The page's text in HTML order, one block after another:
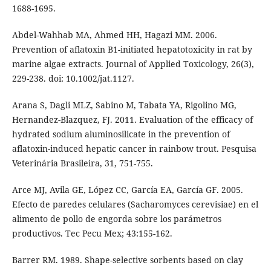
1688-1695.
Abdel-Wahhab MA, Ahmed HH, Hagazi MM. 2006.
Prevention of aflatoxin B1-initiated hepatotoxicity in rat by
marine algae extracts. Journal of Applied Toxicology, 26(3),
229-238. doi: 10.1002/jat.1127.
Arana S, Dagli MLZ, Sabino M, Tabata YA, Rigolino MG,
Hernandez-Blazquez, FJ. 2011. Evaluation of the efficacy of
hydrated sodium aluminosilicate in the prevention of
aflatoxin-induced hepatic cancer in rainbow trout. Pesquisa
Veterinária Brasileira, 31, 751-755.
Arce MJ, Avila GE, López CC, García EA, García GF. 2005.
Efecto de paredes celulares (Sacharomyces cerevisiae) en el
alimento de pollo de engorda sobre los parámetros
productivos. Tec Pecu Mex; 43:155-162.
Barrer RM. 1989. Shape-selective sorbents based on clay